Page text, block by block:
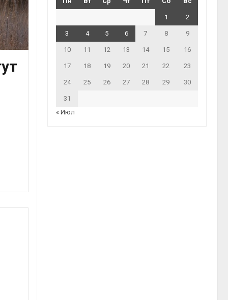
1 2
3 4 5 6 7 8 9
10 11 12 13 14 15 16
17 18 19 20 21 22 23
24 25 26 27 28 29 30
31
« Июл